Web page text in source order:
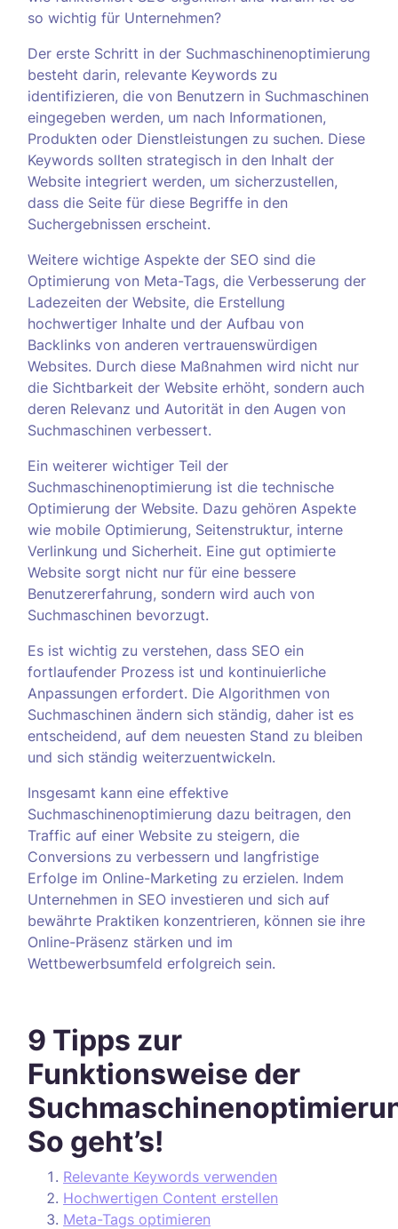
so wichtig für Unternehmen?
Der erste Schritt in der Suchmaschinenoptimierung
besteht darin, relevante Keywords zu
identifizieren, die von Benutzern in Suchmaschinen
eingegeben werden, um nach Informationen,
Produkten oder Dienstleistungen zu suchen. Diese
Keywords sollten strategisch in den Inhalt der
Website integriert werden, um sicherzustellen,
dass die Seite für diese Begriffe in den
Suchergebnissen erscheint.
Weitere wichtige Aspekte der SEO sind die
Optimierung von Meta-Tags, die Verbesserung der
Ladezeiten der Website, die Erstellung
hochwertiger Inhalte und der Aufbau von
Backlinks von anderen vertrauenswürdigen
Websites. Durch diese Maßnahmen wird nicht nur
die Sichtbarkeit der Website erhöht, sondern auch
deren Relevanz und Autorität in den Augen von
Suchmaschinen verbessert.
Ein weiterer wichtiger Teil der
Suchmaschinenoptimierung ist die technische
Optimierung der Website. Dazu gehören Aspekte
wie mobile Optimierung, Seitenstruktur, interne
Verlinkung und Sicherheit. Eine gut optimierte
Website sorgt nicht nur für eine bessere
Benutzererfahrung, sondern wird auch von
Suchmaschinen bevorzugt.
Es ist wichtig zu verstehen, dass SEO ein
fortlaufender Prozess ist und kontinuierliche
Anpassungen erfordert. Die Algorithmen von
Suchmaschinen ändern sich ständig, daher ist es
entscheidend, auf dem neuesten Stand zu bleiben
und sich ständig weiterzuentwickeln.
Insgesamt kann eine effektive
Suchmaschinenoptimierung dazu beitragen, den
Traffic auf einer Website zu steigern, die
Conversions zu verbessern und langfristige
Erfolge im Online-Marketing zu erzielen. Indem
Unternehmen in SEO investieren und sich auf
bewährte Praktiken konzentrieren, können sie ihre
Online-Präsenz stärken und im
Wettbewerbsumfeld erfolgreich sein.
9 Tipps zur
Funktionsweise der
So geht’s!
Relevante Keywords verwenden
Hochwertigen Content erstellen
Meta-Tags optimieren